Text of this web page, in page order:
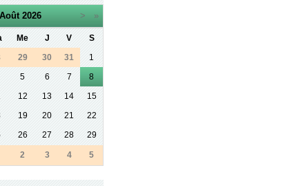
Août 2026 > »
Me J V
S
29 30 31
1
5 6 7
8
12 13 14
15
19 20 21
22
26 27 28 29
2 3 4 5